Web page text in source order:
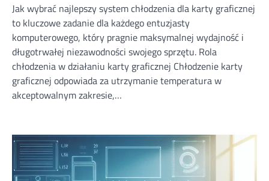
Jak wybrać najlepszy system chłodzenia dla karty graficznej
to kluczowe zadanie dla każdego entuzjasty
komputerowego, który pragnie maksymalnej wydajność i
długotrwałej niezawodności swojego sprzętu. Rola
chłodzenia w działaniu karty graficznej Chłodzenie karty
graficznej odpowiada za utrzymanie temperatura w
akceptowalnym zakresie,…